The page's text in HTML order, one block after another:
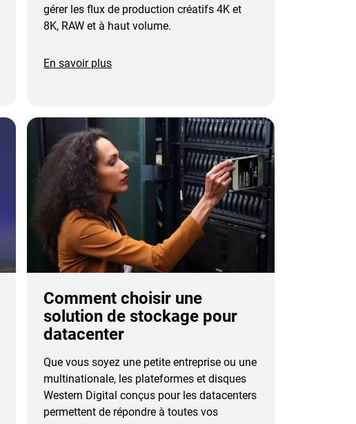
gérer les flux de production créatifs 4K et
8K, RAW et à haut volume.
En savoir plus
Comment choisir une
solution de stockage pour
datacenter
Que vous soyez une petite entreprise ou une
multinationale, les plateformes et disques
Western Digital conçus pour les datacenters
permettent de répondre à toutes vos